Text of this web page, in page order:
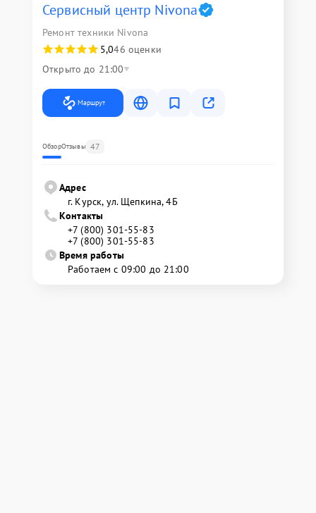
Сервисный центр Nivona
Ремонт техники Nivona
5,046 оценки
Открыто до 21:00
Маршрут
ОбзорОтзывы 47
Адрес
г. Курск, ул. Щепкина, 4Б
Контакты
+7 (800) 301-55-83
+7 (800) 301-55-83
Время работы
Работаем с 09:00 до 21:00